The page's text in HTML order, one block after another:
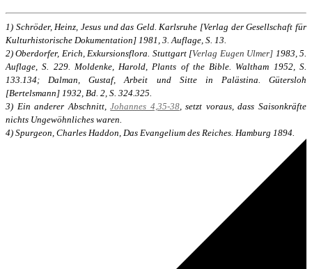
1) Schröder, Heinz, Jesus und das Geld. Karlsruhe [Verlag der Gesellschaft für
Kulturhistorische Dokumentation] 1981, 3. Auflage, S. 13.
2) Oberdorfer, Erich,Exkursionsflora. Stuttgart [Verlag Eugen Ulmer] 1983, 5.
Auflage, S. 229. Moldenke, Harold,Plants of the Bible. Waltham 1952, S.
133.134; Dalman, Gustaf,Arbeit und Sitte in Palästina. Gütersloh
[Bertelsmann] 1932, Bd. 2, S. 324.325.
3) Ein anderer Abschnitt,Johannes 4,35-38, setzt voraus, dass Saisonkräfte
nichts Ungewöhnliches waren.
4) Spurgeon, Charles Haddon, Das Evangelium des Reiches. Hamburg 1894.